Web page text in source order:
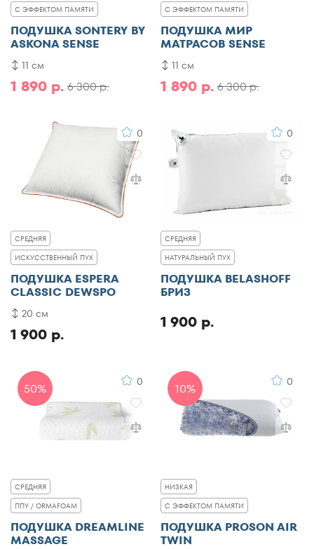
С ЭФФЕКТОМ ПАМЯТИ
ПОДУШКА SONTERY BY
ASKONA SENSE
6 300 р.
1 890 р.
11 см
С ЭФФЕКТОМ ПАМЯТИ
ПОДУШКА МИР
МАТРАСОВ SENSE
6 300 р.
1 890 р.
11 см
0
СРЕДНЯЯ
ИСКУССТВЕННЫЙ ПУХ
ПОДУШКА ESPERA
CLASSIC DEWSPO
1 900 р.
20 см
0
СРЕДНЯЯ
НАТУРАЛЬНЫЙ ПУХ
ПОДУШКА BELASHOFF
БРИЗ
1 900 р.
50% 0
СРЕДНЯЯ
ППУ / ORMAFOAM
ПОДУШКА DREAMLINE
MASSAGE
10% 0
НИЗКАЯ
С ЭФФЕКТОМ ПАМЯТИ
ПОДУШКА PROSON AIR
TWIN